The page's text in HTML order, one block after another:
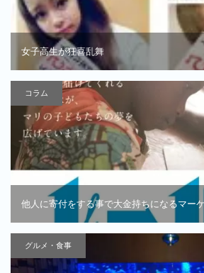
女子高生が狂喜乱舞
コラム
他人に寄付をする事で大金持ちになるマー
グルメ・食事